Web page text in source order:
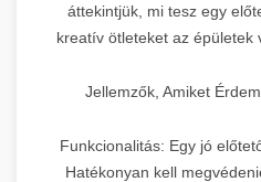
áttekintjük, mi tesz egy
kreatív ötleteket az épületek
Jellemzők, Amiket
Funkcionalitás: Egy jó
Hatékonyan kell